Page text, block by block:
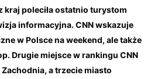
kraj poleciła ostatnio turystom
informacyjna. CNN wskazuje
w Polsce na weekend, ale także
Drugie miejsce w rankingu CNN
a trzecie miasto